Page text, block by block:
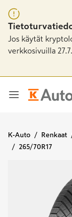
Jos käytät
verkkosivuilla 27.7.,
K-Auto Renkaat
265/70R17